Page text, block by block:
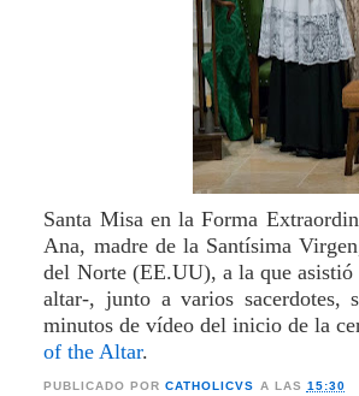
Santa Misa en la Forma
Ana, madre de la Santísima
del Norte (EE.UU), a la que
altar-, junto a varios sacerdotes,
minutos de vídeo del inicio de la
of the Altar.
PUBLICADO PORCATHOLICVS A LAS 15:30